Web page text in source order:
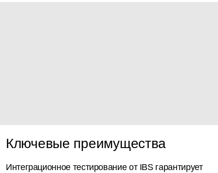
Ключевые преимущества
Интеграционное тестирование от IBS гарантирует